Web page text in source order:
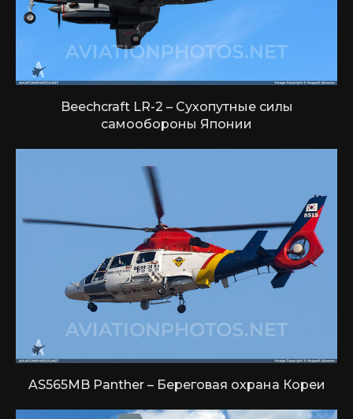
Beechcraft LR-2 – Сухопутные силы
самообороны Японии
AS565MB Panther – Береговая охрана Кореи